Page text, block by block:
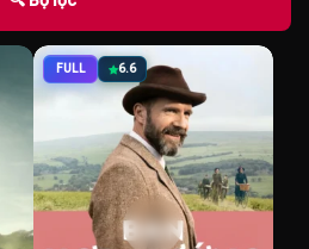
FULL 6.6